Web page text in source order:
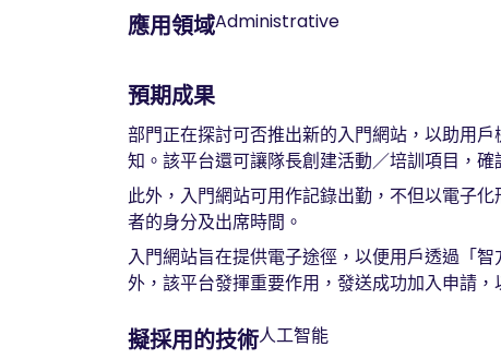
應用領域Administrative
預期成果
部門正在探討可否推出新的入門網站，以助用
知。該平台還可讓隊長創建活動／培訓項目，
此外，入門網站可用作記錄出勤，不但以電子
者的身分及出席時間。
入門網站旨在提供電子途徑，以便用戶透過「
外，該平台發揮重要作用，發送成功加入申請
擬採用的技術人工智能